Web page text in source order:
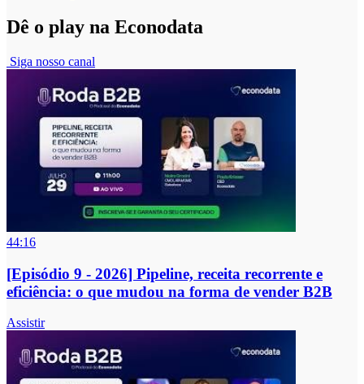
Dê o play na Econodata
Siga nosso canal
44:16
[Episódio 9 - 2026] Pipeline, receita recorrente e
eficiência: o que mudou na forma de vender B2B
Assistir